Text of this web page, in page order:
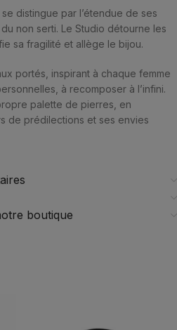
distingue par l’étendue de ses
non serti. Le Studio détourne les
sa fragilité et allège le bijou.
portés, inspirant à chaque femme
à recomposer à l’infini.
palette de pierres, en
de prédilections et ses envies
boutique